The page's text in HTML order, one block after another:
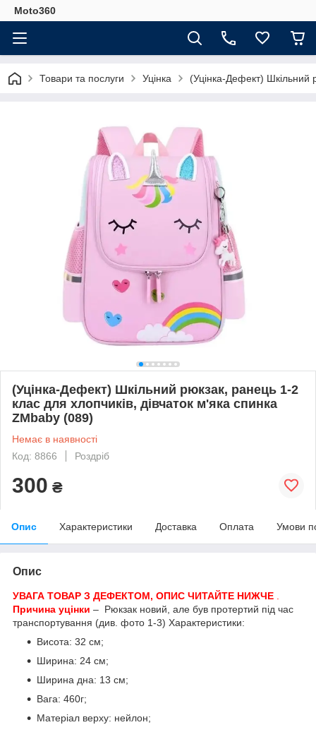
Moto360
Товари та послуги Уцінка (Уцінка-Дефект) Шкільний
(Уцінка-Дефект) Шкільний рюкзак, ранець 1-2
клас для хлопчиків, дівчаток м'яка спинка
ZMbaby (089)
Немає в наявності
Код: 8866
Роздріб
300 ₴
Опис Характеристики Доставка Оплата Умови
Опис
УВАГА ТОВАР З ДЕФЕКТОМ, ОПИС ЧИТАЙТЕ НИЖЧЕ
Причина уцінки – Рюкзак новий, але був протертий під час
транспортування (див. фото 1-3) Характеристики:
Висота: 32 см;
Ширина: 24 см;
Ширина дна: 13 см;
Вага: 460г;
Матеріал верху: нейлон;